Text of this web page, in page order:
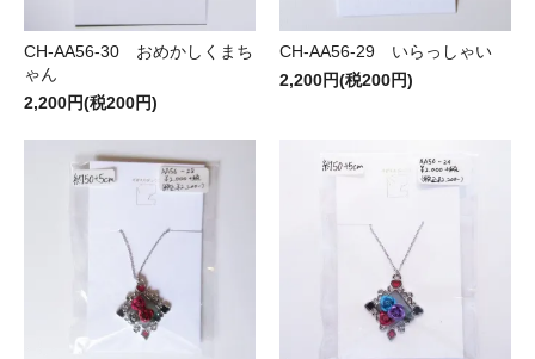
CH-AA56-30 おめかしくまち
ゃん
2,200円(税200円)
CH-AA56-29 いらっしゃい
2,200円(税200円)